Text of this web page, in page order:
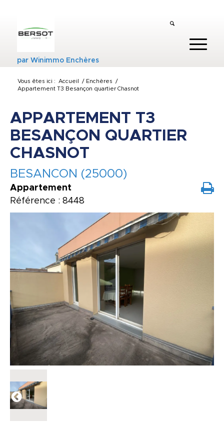
parWinimmo Enchères
Vous êtes ici : Accueil / Enchères
/
Appartement T3 Besançon quartier Chasnot
APPARTEMENT T3
BESANÇON QUARTIER
CHASNOT
BESANCON (25000)
Appartement
Référence : 8448